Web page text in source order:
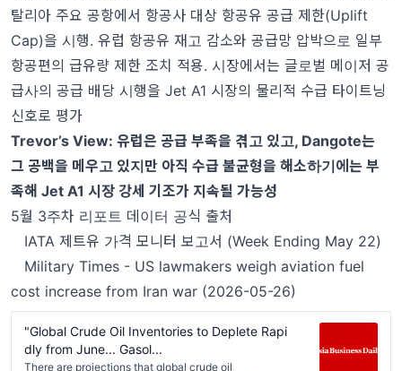
탈리아 주요 공항에서 항공사 대상 항공유 공급 제한(Uplift
Cap)을 시행. 유럽 항공유 재고 감소와 공급망 압박으로 일부
항공편의 급유량 제한 조치 적용. 시장에서는 글로벌 메이저 공
급사의 공급 배당 시행을 Jet A1 시장의 물리적 수급 타이트닝
신호로 평가
Trevor’s View: 유럽은 공급 부족을 겪고 있고, Dangote는
그 공백을 메우고 있지만 아직 수급 불균형을 해소하기에는 부
족해 Jet A1 시장 강세 기조가 지속될 가능성
5월 3주차 리포트 데이터 공식 출처
IATA 제트유 가격 모니터 보고서 (Week Ending May 22)
Military Times - US lawmakers weigh aviation fuel
cost increase from Iran war (2026-05-26)
"Global Crude Oil Inventories to Deplete Rapi
dly from June... Gasol...
There are projections that global crude oil